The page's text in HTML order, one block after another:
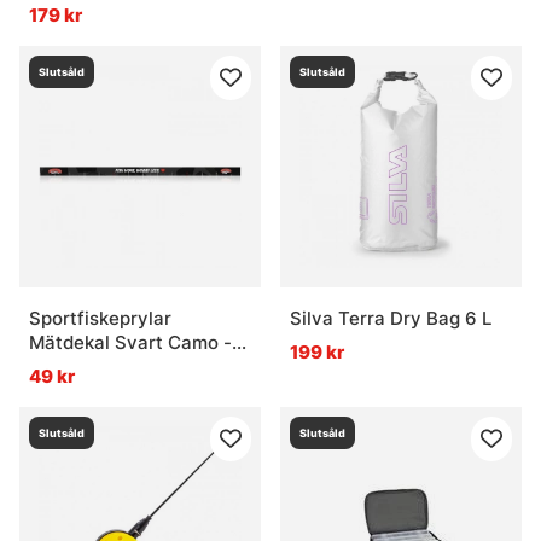
179 kr
Slutsåld
Sportfiskeprylar
Mätdekal Svart Camo -
136x5cm
49 kr
Slutsåld
Silva Terra Dry Bag 6 L
199 kr
Slutsåld Slutsåld